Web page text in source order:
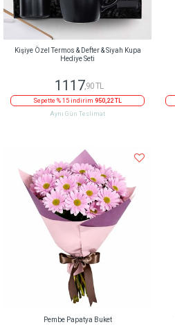
Kişiye Özel Termos & Defter & Siyah Kupa
Hediye Seti
1117,90 TL
Sepette % 15 indirim 950,22 TL
Aynı Gün Teslimat
Pembe Papatya Buket